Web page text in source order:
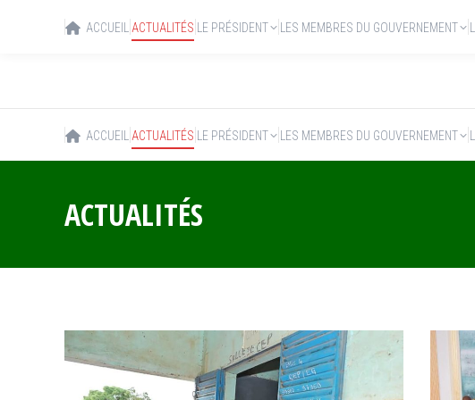
ACCUEIL ACTUALITÉS LE PRÉSIDENT LES MEMBRES DU GOUVERNEMENT
ACTUALITÉS
ACCUEIL ACTUALITÉS LE PRÉSIDENT LES MEMBRES DU GOUVERNEMENT